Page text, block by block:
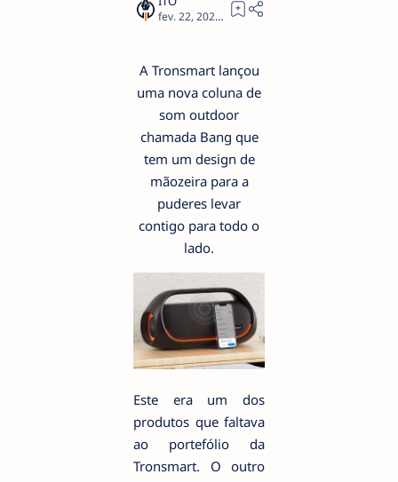
2
A Tronsmart lançou
uma nova coluna de
som outdoor
chamada Bang que
tem um design de
mãozeira para a
puderes levar
contigo para todo o
lado.
Este era um dos
produtos que faltava
ao portefólio da
Tronsmart. O outro